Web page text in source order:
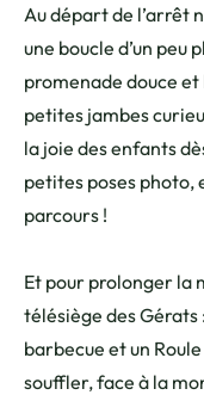
Au départ de l’arrêt
une boucle d’un peu
promenade douce
petites jambes
la joie des enfants
petites poses photo,
parcours !
Et pour prolonger la
télésiège des Gérats
barbecue et un
souffler, face à la